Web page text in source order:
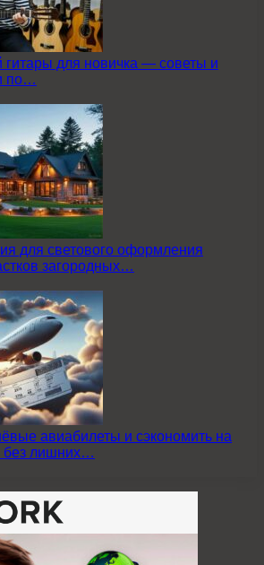
для новичка — советы и
по…
для светового оформления
загородных…
авиабилеты и сэкономить на
без лишних…